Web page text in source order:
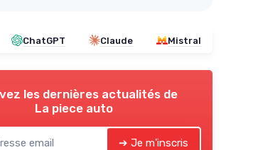
utilisation universelle
décodage
Voir l'offre
ChatGPT Claude Mistral
les dernières actualités de
La piece auto
➔ Je m'inscris